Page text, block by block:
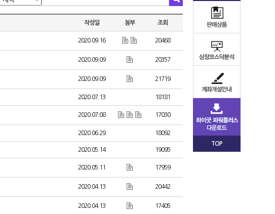
작성일 첨부 조회
2020.09.16 20468
2020.09.09 20357
2020.09.09 21719
2020.07.13 18181
2020.07.08 17030
2020.06.29 18092
2020.05.14 19095
2020.05.11 17959
2020.04.13 20442
2020.04.13 17405
TOP